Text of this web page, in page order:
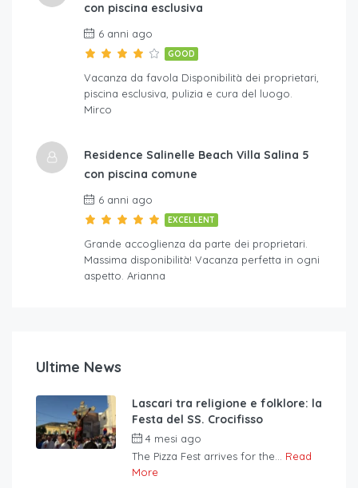
con piscina esclusiva
6 anni ago
GOOD
Vacanza da favola Disponibilità dei proprietari,
piscina esclusiva, pulizia e cura del luogo.
Mirco
Residence Salinelle Beach Villa Salina 5
con piscina comune
6 anni ago
EXCELLENT
Grande accoglienza da parte dei proprietari.
Massima disponibilità! Vacanza perfetta in ogni
aspetto. Arianna
Ultime News
Lascari tra religione e folklore: la
Festa del SS. Crocifisso
4 mesi ago
The Pizza Fest arrives for the... Read
More